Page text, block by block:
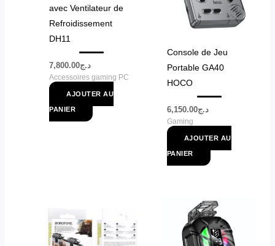
avec Ventilateur de
Refroidissement
DH11
د.ج7,800.00
Accessoires gaming PC
AJOUTER AU
PANIER
Console de Jeu
Portable GA40
HOCO
د.ج6,150.00
Gaming
AJOUTER AU
PANIER